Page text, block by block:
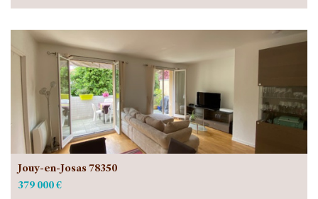
Jouy-en-Josas 78350
379 000 €